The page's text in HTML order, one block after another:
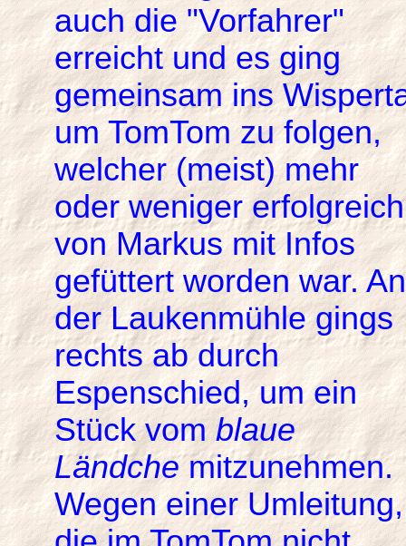
auch die "Vorfahrer"
erreicht und es ging
gemeinsam ins
um TomTom zu folgen,
welcher (meist) mehr
oder weniger erfolgreich
von Markus mit Infos
gefüttert worden war. An
der Laukenmühle gings
rechts ab durch
Espenschied, um ein
Stück vomblaue
Ländchemitzunehmen.
Wegen einer Umleitung,